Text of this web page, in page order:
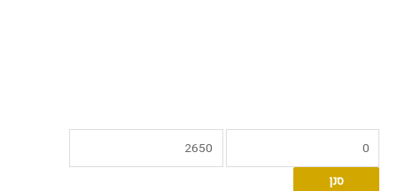
ח
ח
סנן